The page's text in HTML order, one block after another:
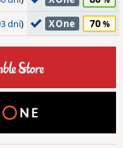
dní) XOne 70